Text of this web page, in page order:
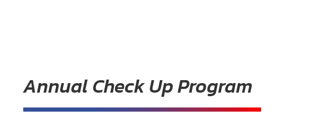
Annual Check Up Program